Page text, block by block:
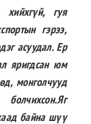
хийхгүй, гуя
гэрээ,
асуудал. Ер
яригдсан юм
монголчууд
байна шүү